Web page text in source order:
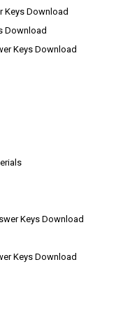
Keys Download
Download
Keys Download
Keys Download
Keys Download